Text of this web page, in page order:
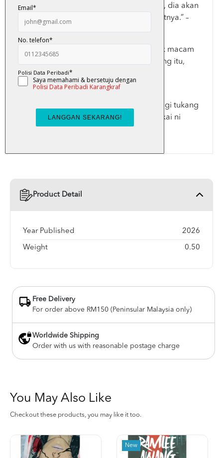
“Dia cakap … kalau benda tu nak darah, dia akan
buat macam-macam hal untuk menuntutnya.” –
“Kami mohon, hentikan kerja-kerja syirik macam
itu. Patung buaya dan darah yang dituang itu,
semuanya memanggil sesuatu yang tak
sepatutnya datang ke sini.” – Taha.
“Apa pun, kita jangan sentuh. Sekejap lagi tukang
cuci sampai, kita minta dia tanam bangkai ni
Product Detail
Year Published 2026
Weight 0.50
Free Delivery
For order above RM150 (Peninsular Malaysia only)
Worldwide Shipping
Order with us with reasonable postage charge
You May Also Like
Checkout these products, you may like it too.
New